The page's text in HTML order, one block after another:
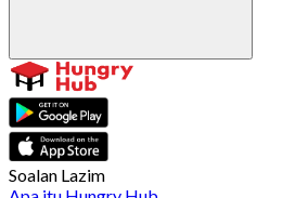
Soalan Lazim